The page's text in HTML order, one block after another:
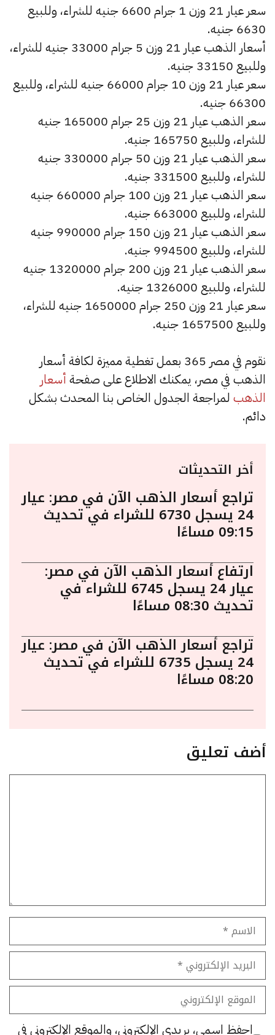
سعر عيار 21 وزن 1 جرام 6600 جنيه للشراء، وللبيع
6630 جنيه.
أسعار الذهب عيار 21 وزن 5 جرام 33000 جنيه للشراء،
وللبيع 33150 جنيه.
سعر عيار 21 وزن 10 جرام 66000 جنيه للشراء، وللبيع
66300 جنيه.
سعر الذهب عيار 21 وزن 25 جرام 165000 جنيه
للشراء، وللبيع 165750 جنيه.
سعر الذهب عيار 21 وزن 50 جرام 330000 جنيه
للشراء، وللبيع 331500 جنيه.
سعر الذهب عيار 21 وزن 100 جرام 660000 جنيه
للشراء، وللبيع 663000 جنيه.
سعر الذهب عيار 21 وزن 150 جرام 990000 جنيه
للشراء، وللبيع 994500 جنيه.
سعر الذهب عيار 21 وزن 200 جرام 1320000 جنيه
للشراء، وللبيع 1326000 جنيه.
سعر عيار 21 وزن 250 جرام 1650000 جنيه للشراء،
وللبيع 1657500 جنيه.
نقوم في مصر 365 بعمل تغطية مميزة لكافة أسعار
الذهب في مصر، يمكنك الاطلاع على صفحة أسعار
الذهب لمراجعة الجدول الخاص بنا المحدث بشكل
دائم.
أخر التحديثات
تراجع أسعار الذهب الآن في مصر: عيار
24 يسجل 6730 للشراء في تحديث
09:15 مساءًا
ارتفاع أسعار الذهب الآن في مصر:
عيار 24 يسجل 6745 للشراء في
تحديث 08:30 مساءًا
تراجع أسعار الذهب الآن في مصر: عيار
24 يسجل 6735 للشراء في تحديث
08:20 مساءًا
أضف تعليق
الاسم
البريد
الإلكتروني
الموقع
الإلكتروني
احفظ اسمي، بريدي الإلكتروني، والموقع الإلكتروني في